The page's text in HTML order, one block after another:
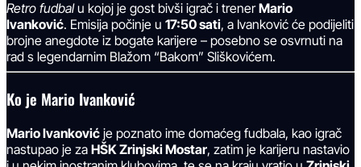
Retro fudbalu kojoj je gost bivši igrač i trenerMario
Ivanković. Emisija počinje u 17:50 sati, a Ivanković će podijeliti
brojne anegdote iz bogate karijere – posebno se osvrnuti na
rad s legendarnim Blažom “Bakom” Sliškovićem.
Ko je Mario Ivanković
Mario Ivanković je poznato ime domaćeg fudbala, kao igrač
nastupao je za HŠK Zrinjski Mostar, zatim je karijeru nastavio